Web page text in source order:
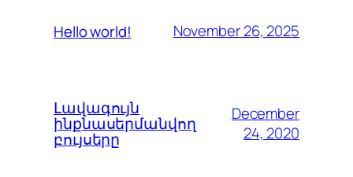
Hello world! November 26, 2025
Լավագույն
ինքնասերմանվող
բույսերը
December
24, 2020